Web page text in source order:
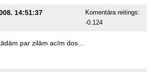
14:51:37
Komentāra reitings:
-0.124
par zilām acīm dos...